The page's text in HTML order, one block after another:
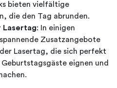
bieten vielfältige
die den Tag abrunden.
Lasertag: In einigen
Zusatzangebote
Lasertag, die sich perfekt
eignen und